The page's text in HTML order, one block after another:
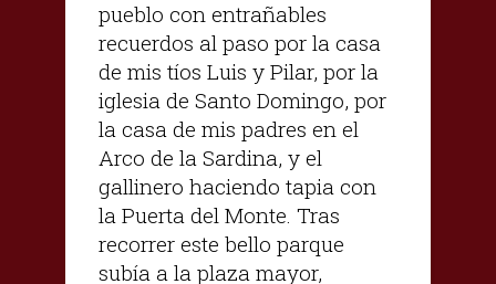
pueblo con entrañables
recuerdos al paso por la casa
de mis tíos Luis y Pilar, por la
iglesia de Santo Domingo, por
la casa de mis padres en el
Arco de la Sardina, y el
gallinero haciendo tapia con
la Puerta del Monte. Tras
recorrer este bello parque
subía a la plaza mayor,